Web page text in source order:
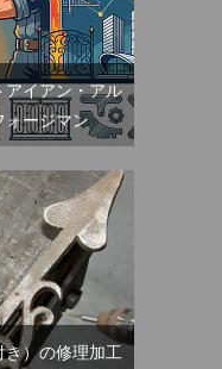
アイアン・アル
ォージマン
）の修理加工